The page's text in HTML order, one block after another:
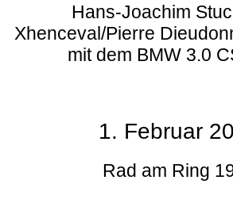
Hans-Joachim
Xhenceval/Pierre
mit dem BMW 3.0
1. Februar
Rad am Ring